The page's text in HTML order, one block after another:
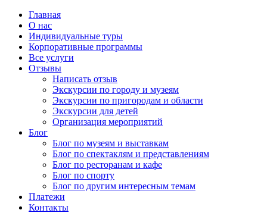
Главная
О нас
Индивидуальные туры
Корпоративные программы
Все услуги
Отзывы
Написать отзыв
Экскурсии по городу и музеям
Экскурсии по пригородам и области
Экскурсии для детей
Организация мероприятий
Блог
Блог по музеям и выставкам
Блог по спектаклям и представлениям
Блог по ресторанам и кафе
Блог по спорту
Блог по другим интересным темам
Платежи
Контакты